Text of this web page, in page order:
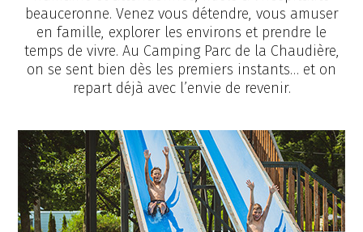
beauceronne. Venez vous détendre, vous amuser
en famille, explorer les environs et prendre le
temps de vivre. Au Camping Parc de la Chaudière,
on se sent bien dès les premiers instants… et on
repart déjà avec l’envie de revenir.